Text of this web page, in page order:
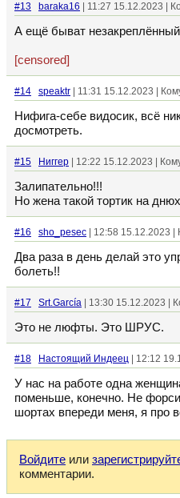
#13 baraka16 | 11:27 15.12.2023 |
А ещё быват
[censored]
#14 speaktr | 11:31 15.12.2023 |
Нифига-себе видосик, всё
досмотреть.
#15 Ниггер | 12:22 15.12.2023 |
Залипательно!!!
Но жена такой тортик на
#16 sho_pesec | 12:58 15.12.2023 |
Два раза в день делай это
болеть!!
#17 Srt.García | 13:30 15.12.2023 |
Это не люфты. Это ШРУС.
#18 Настоящий Индеец | 12:12
У нас на работе одна
поменьше, конечно. Не
шортах впереди меня, я про
Войдите или
комментарии.